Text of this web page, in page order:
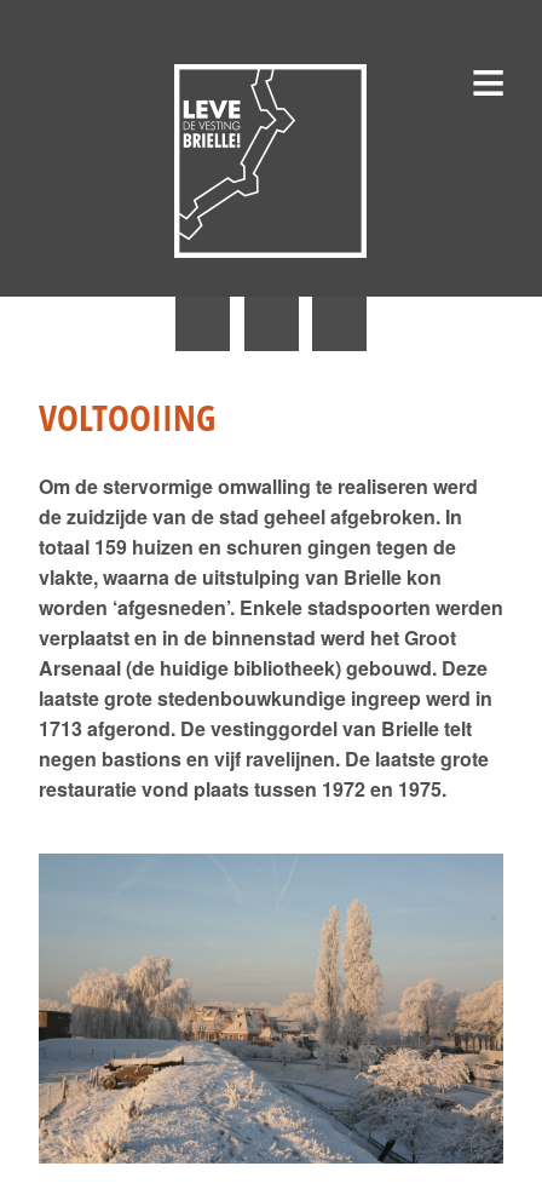
≡
1 April Vereniging
Werkgroep ‘Kanonnen en Affuiten’
Werkgroep “Gevelstenen”
Stadsgidsen, ware ambassadeurs
Projectgroep “Bastions Ontsloten”
Briels Klokkenluiders Gilde
Stadswandelingen
Werk aan de vesting
Bastions ontsloten
Projectplan
VOLTOOIING
Om de stervormige omwalling te realiseren werd
de zuidzijde van de stad geheel afgebroken. In
totaal 159 huizen en schuren gingen tegen de
vlakte, waarna de uitstulping van Brielle kon
worden ‘afgesneden’. Enkele stadspoorten werden
verplaatst en in de binnenstad werd het Groot
Arsenaal (de huidige bibliotheek) gebouwd. Deze
laatste grote stedenbouwkundige ingreep werd in
1713 afgerond. De vestinggordel van Brielle telt
negen bastions en vijf ravelijnen. De laatste grote
restauratie vond plaats tussen 1972 en 1975.